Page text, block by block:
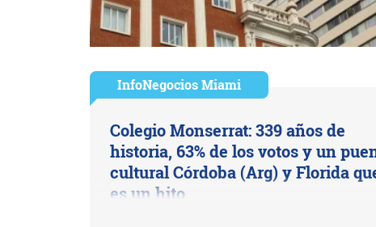
InfoNegocios Miami
Colegio Monserrat: 339 años de
historia, 63% de los votos y un
cultural Córdoba (Arg) y Florida
es un hito